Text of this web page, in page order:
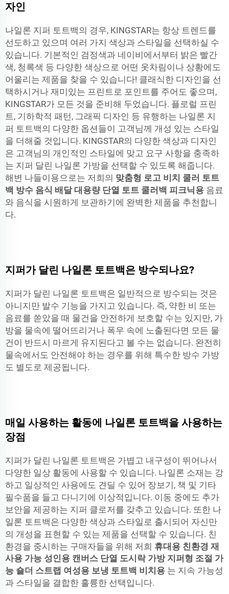
자인
나일론 지퍼 토트백의 경우, KINGSTAR는 항상 트렌드를
선도하고 있으며 여러 가지 색상과 스타일을 선택하실 수
있습니다. 기본적인 검정색과 네이비에서부터 밝은 빨간
색, 청록색 등 다양한 색상으로 어떤 옷차림이나 상황에도
어울리는 제품을 찾을 수 있습니다! 클래식한 디자인을 선
택하시거나 재미있는 프린트로 포인트를 주어도 좋으며,
KINGSTAR가 모든 것을 준비해 두었습니다. 플로럴 프린
트, 기하학적 패턴, 그래픽 디자인 등 유행하는 나일론 지
퍼 토트백의 다양한 옵션들이 고객님께 개성 있는 스타일
을 더해줄 것입니다. KINGSTAR의 다양한 색상과 디자인
은 고객님의 개인적인 스타일에 맞고 요구 사항을 충족하
는 지퍼 달린 나일론 가방을 선택할 수 있도록 해줍니다.
해변 나들이용으로는 저희의 맞춤형 로고 비치 쿨러 토트
백 방수 음식 배달 대용량 단열 토트 쿨러백 피크닉용 음료
와 음식을 시원하게 보관하기에 완벽한 제품을 추천합니
다.
지퍼가 달린 나일론 토트백은 방수되나요?
지퍼가 달린 나일론 토트백은 일반적으로 방수되는 것은
아니지만 발수 기능을 가지고 있습니다. 즉, 약한 비 또는
음료를 쏟았을 때 물건을 안전하게 보호할 수는 있지만, 가
방을 물속에 떨어뜨리거나 폭우 속에 노출된다면 모든 물
건이 반드시 마르게 유지된다고 볼 수는 없습니다. 완전히
물속에서도 안전해야 하는 경우를 위해 특수한 방수 가방
도 별도로 제공됩니다.
매일 사용하는 활동에 나일론 토트백을 사용하는
장점
지퍼가 달린 나일론 토트백은 가볍고 내구성이 뛰어나서
다양한 일상 활동에 사용할 수 있습니다. 나일론 소재는 강
하고 일상적인 사용에도 견딜 수 있어 장보기, 책 및 기타
필수품을 들고 다니기에 이상적입니다. 이동 중에도 추가
보안을 제공하는 지퍼 클로저를 갖추고 있습니다. 또한 나
일론 토트백은 다양한 색상과 스타일로 출시되어 자신만
의 개성을 표현할 수 있는 제품을 선택할 수 있습니다. 친
환경을 중시하는 구매자들을 위해 저희 휴대용 친환경 재
사용 가능 성인용 캔버스 단열 도시락 가방 지퍼형 조절 가
능 숄더 스트랩 여성용 보냉 토트백 비치용 는 지속 가능성
과 스타일을 결합한 훌륭한 선택입니다.